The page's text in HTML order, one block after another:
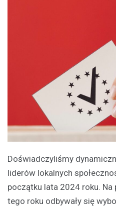
Doświadczyliśmy
liderów lokalnych
początku lata 2024 roku.
tego roku odbywały się